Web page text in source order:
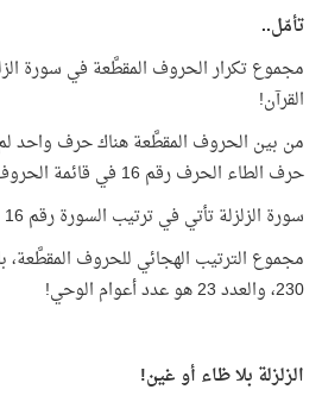
تأمّل..
القرآن!
من بين الحروف المقطَّعة هناك حرف واحد
حرف الطاء الحرف رقم 16 في قائمة الحروف الهجائية!
سورة الزلزلة تأتي في ترتيب السورة رقم 16 من نهاية المصحف!
مجموع الترتيب الهجائي للحروف المقطَّعة،
230، والعدد 23 هو عدد أعوام الوحي!
الزلزلة بلا ظاء أو غين!